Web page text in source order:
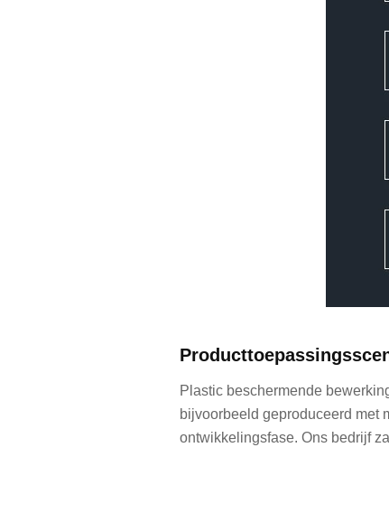
Plastic beschermende
bijvoorbeeld geproduceerd met
ontwikkelingsfase. Ons bedrijf